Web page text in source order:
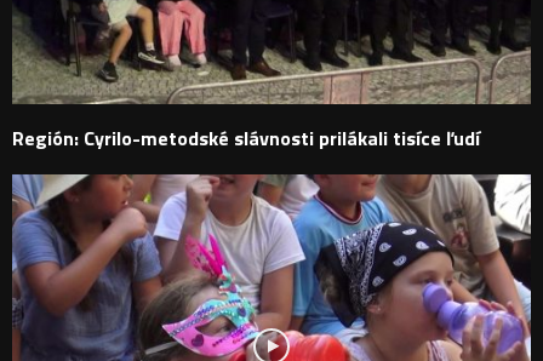
Región: Cyrilo-metodské slávnosti prilákali tisíce ľudí